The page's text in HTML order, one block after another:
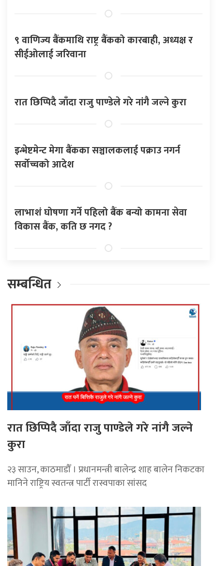
९ वाणिज्य बैंकमाथि राष्ट्र बैंकको कारबाही, अध्यक्ष र
सीईओलाई जरिवाना
रात छिप्पिदै जाँदा राजु पाण्डेले गरे नांगै जल्ने कुरा
इन्भेष्टमेन्ट मेगा बैंकका सञ्चालकलाई पक्राउ नगर्न
सर्वोच्चको आदेश
लाभाशं घोषणा गर्ने पहिलो बैंक बन्यो कामना सेवा
विकास बैंक, कति छ नगद ?
सम्बन्धित
रात छिप्पिदै जाँदा राजु पाण्डेले गरे नांगै जल्ने
कुरा
२३ साउन, काठमाडौँ । प्रधानमन्त्री बालेन्द्र शाह बालेन निकटका
मानिने राष्ट्रिय स्वतन्त्र पार्टी रास्वपाका सांसद